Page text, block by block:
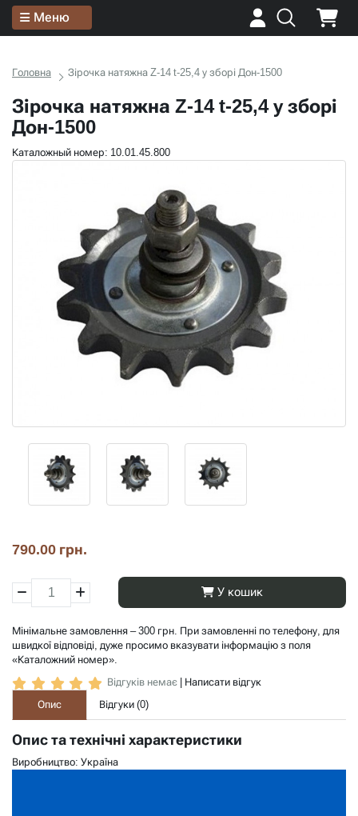
Меню
Головна Зірочка натяжна Z-14 t-25,4 у зборі Дон-1500
Зірочка натяжна Z-14 t-25,4 у зборі
Дон-1500
Каталожный номер: 10.01.45.800
790.00 грн.
У кошик
Мінімальне замовлення – 300 грн. При замовленні по телефону, для
швидкої відповіді, дуже просимо вказувати інформацію з поля
«Каталожний номер».
Відгуків немає
Написати відгук
Опис
Відгуки (0)
Опис та технічні характеристики
Виробництво: Україна